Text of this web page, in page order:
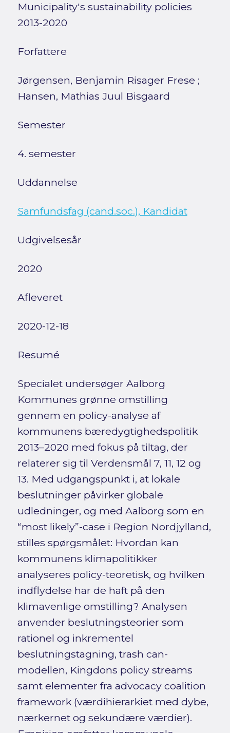
Municipality's sustainability policies
2013-2020
Forfattere
Jørgensen, Benjamin Risager Frese ;
Hansen, Mathias Juul Bisgaard
Semester
4. semester
Uddannelse
Samfundsfag (cand.soc.), Kandidat
Udgivelsesår
2020
Afleveret
2020-12-18
Resumé
Specialet undersøger Aalborg
Kommunes grønne omstilling
gennem en policy-analyse af
kommunens bæredygtighedspolitik
2013–2020 med fokus på tiltag, der
relaterer sig til Verdensmål 7, 11, 12 og
13. Med udgangspunkt i, at lokale
beslutninger påvirker globale
udledninger, og med Aalborg som en
“most likely”-case i Region Nordjylland,
stilles spørgsmålet: Hvordan kan
kommunens klimapolitikker
analyseres policy-teoretisk, og hvilken
indflydelse har de haft på den
klimavenlige omstilling? Analysen
anvender beslutningsteorier som
rationel og inkrementel
beslutningstagning, trash can-
modellen, Kingdons policy streams
samt elementer fra advocacy coalition
framework (værdihierarkiet med dybe,
nærkernet og sekundære værdier).